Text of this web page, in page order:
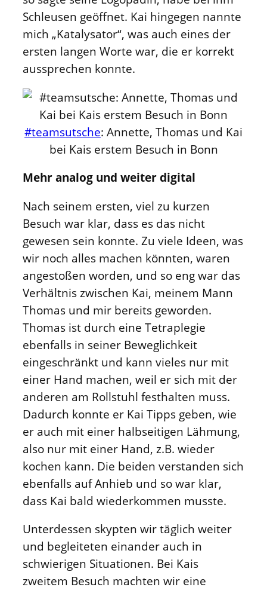
Schleusen geöffnet. Kai hingegen nannte
mich „Katalysator“, was auch eines der
ersten langen Worte war, die er korrekt
aussprechen konnte.
#teamsutsche: Annette, Thomas und Kai
bei Kais erstem Besuch in Bonn
Mehr analog und weiter digital
Nach seinem ersten, viel zu kurzen
Besuch war klar, dass es das nicht
gewesen sein konnte. Zu viele Ideen, was
wir noch alles machen könnten, waren
angestoßen worden, und so eng war das
Verhältnis zwischen Kai, meinem Mann
Thomas und mir bereits geworden.
Thomas ist durch eine Tetraplegie
ebenfalls in seiner Beweglichkeit
eingeschränkt und kann vieles nur mit
einer Hand machen, weil er sich mit der
anderen am Rollstuhl festhalten muss.
Dadurch konnte er Kai Tipps geben, wie
er auch mit einer halbseitigen Lähmung,
also nur mit einer Hand, z.B. wieder
kochen kann. Die beiden verstanden sich
ebenfalls auf Anhieb und so war klar,
dass Kai bald wiederkommen musste.
Unterdessen skypten wir täglich weiter
und begleiteten einander auch in
schwierigen Situationen. Bei Kais
zweitem Besuch machten wir eine